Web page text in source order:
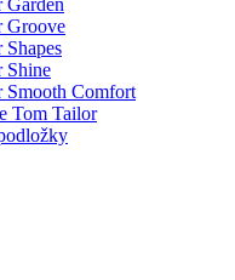
Groove
Shine
Smooth Comfort
Tom Tailor